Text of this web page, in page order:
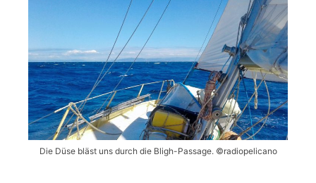
Die Düse bläst uns durch die Bligh-Passage. ©radiopelicano